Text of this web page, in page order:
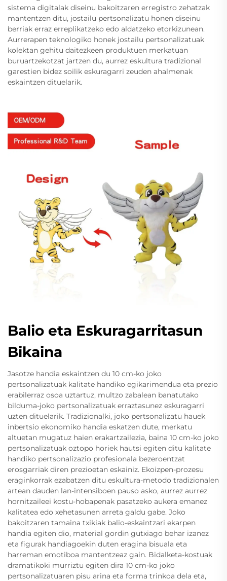
sistema digitalak diseinu bakoitzaren erregistro zehatzak
mantentzen ditu, jostailu pertsonalizatu honen diseinu
berriak erraz erreplikatzeko edo aldatzeko etorkizunean.
Aurrerapen teknologiko honek jostailu pertsonalizatuak
kolektan gehitu daitezkeen produktuen merkatuan
buruartzekotzat jartzen du, aurrez eskultura tradizional
garestien bidez soilik eskuragarri zeuden ahalmenak
eskaintzen dituelarik.
Balio eta Eskuragarritasun
Bikaina
Jasotze handia eskaintzen du 10 cm-ko joko
pertsonalizatuak kalitate handiko egikarimendua eta prezio
erabilerraz osoa uztartuz, multzo zabalean banatutako
bilduma-joko pertsonalizatuak erraztasunez eskuragarri
uzten dituelarik. Tradizionalki, joko pertsonalizatu hauek
inbertsio ekonomiko handia eskatzen dute, merkatu
altuetan mugatuz haien erakartzailezia, baina 10 cm-ko joko
pertsonalizatuak oztopo horiek hautsi egiten ditu kalitate
handiko pertsonalizazio profesionala bezeroentzat
erosgarriak diren prezioetan eskainiz. Ekoizpen-prozesu
eraginkorrak ezabatzen ditu eskultura-metodo tradizionalen
artean dauden lan-intensiboen pauso asko, aurrez aurrez
hornitzaileei kostu-hobapenak pasatzeko aukera emanez
kalitatea edo xehetasunen arreta galdu gabe. Joko
bakoitzaren tamaina txikiak balio-eskaintzari ekarpen
handia egiten dio, material gordin gutxiago behar izanez
eta figurak handiagoekin duten eragina bisuala eta
harreman emotiboa mantentzeaz gain. Bidalketa-kostuak
dramatikoki murriztu egiten dira 10 cm-ko joko
pertsonalizatuaren pisu arina eta forma trinkoa dela eta,